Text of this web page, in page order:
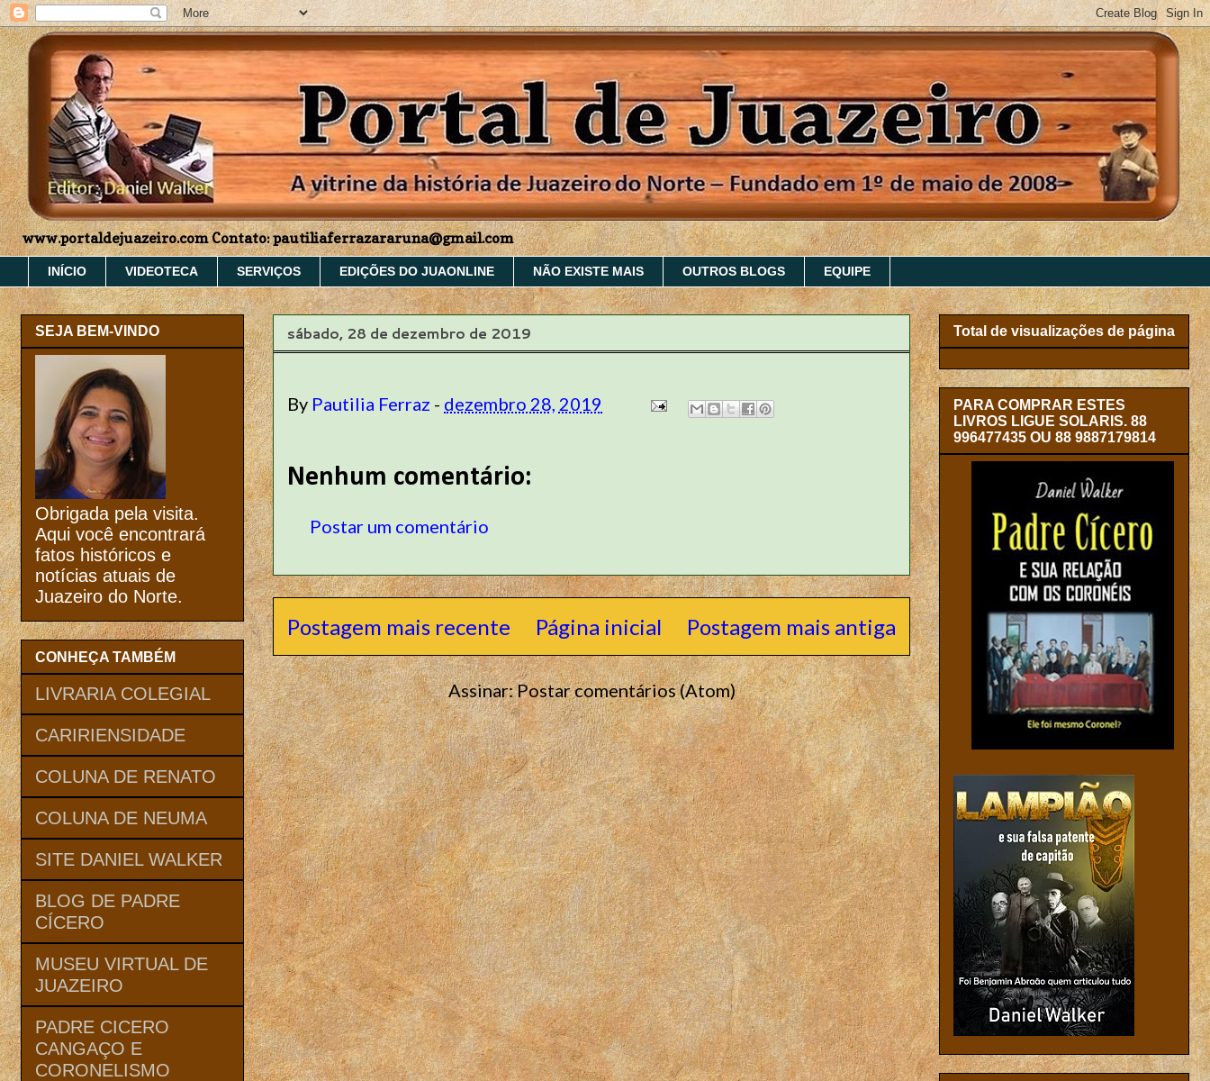
www.portaldejuazeiro.com Contato: pautiliaferrazararuna@gmail.com
INÍCIO VIDEOTECA SERVIÇOS EDIÇÕES DO JUAONLINE NÃO EXISTE MAIS OUTROS BLOGS EQUIPE
sábado, 28 de dezembro de 2019
By Pautilia Ferraz - dezembro 28, 2019
Nenhum comentário:
Postar um comentário
Postagem mais recente Postagem mais antiga
Página inicial
Assinar:Postar comentários (Atom)
SEJA BEM-VINDO
Obrigada pela visita.
Aqui você encontrará
fatos históricos e
notícias atuais de
Juazeiro do Norte.
CONHEÇA TAMBÉM
LIVRARIA COLEGIAL
CARIRIENSIDADE
COLUNA DE RENATO
COLUNA DE NEUMA
SITE DANIEL WALKER
BLOG DE PADRE
CÍCERO
MUSEU VIRTUAL DE
JUAZEIRO
PADRE CICERO
CANGAÇO E
CORONELISMO
Total de visualizações de página
PARA COMPRAR ESTES
LIVROS LIGUE SOLARIS. 88
996477435 OU 88 9887179814